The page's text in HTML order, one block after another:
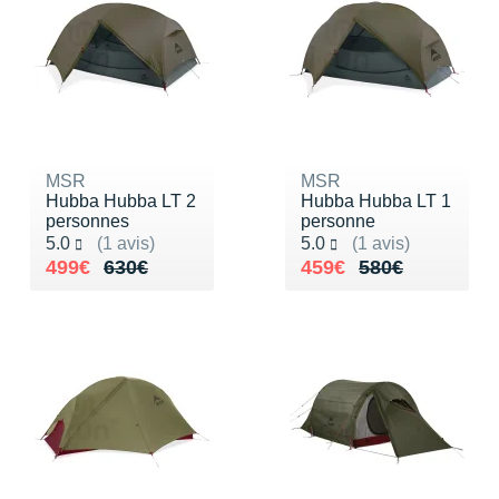
MSR
Hubba Hubba LT 2
personnes
5.0
(1 avis)
Noté 5.0 sur 5
630€
Au lieu de 630€
499€
Vendu 499€
MSR
Hubba Hubba LT 1
personne
5.0
(1 avis)
Noté 5.0 sur 5
580€
Au lieu de 580€
459€
Vendu 459€